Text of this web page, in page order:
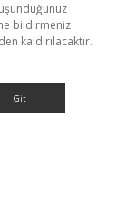
bildirmeniz
kaldırılacaktır.